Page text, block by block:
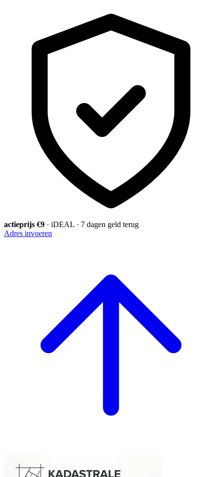
actieprijs €9 · iDEAL · 7 dagen geld terug
Adres invoeren